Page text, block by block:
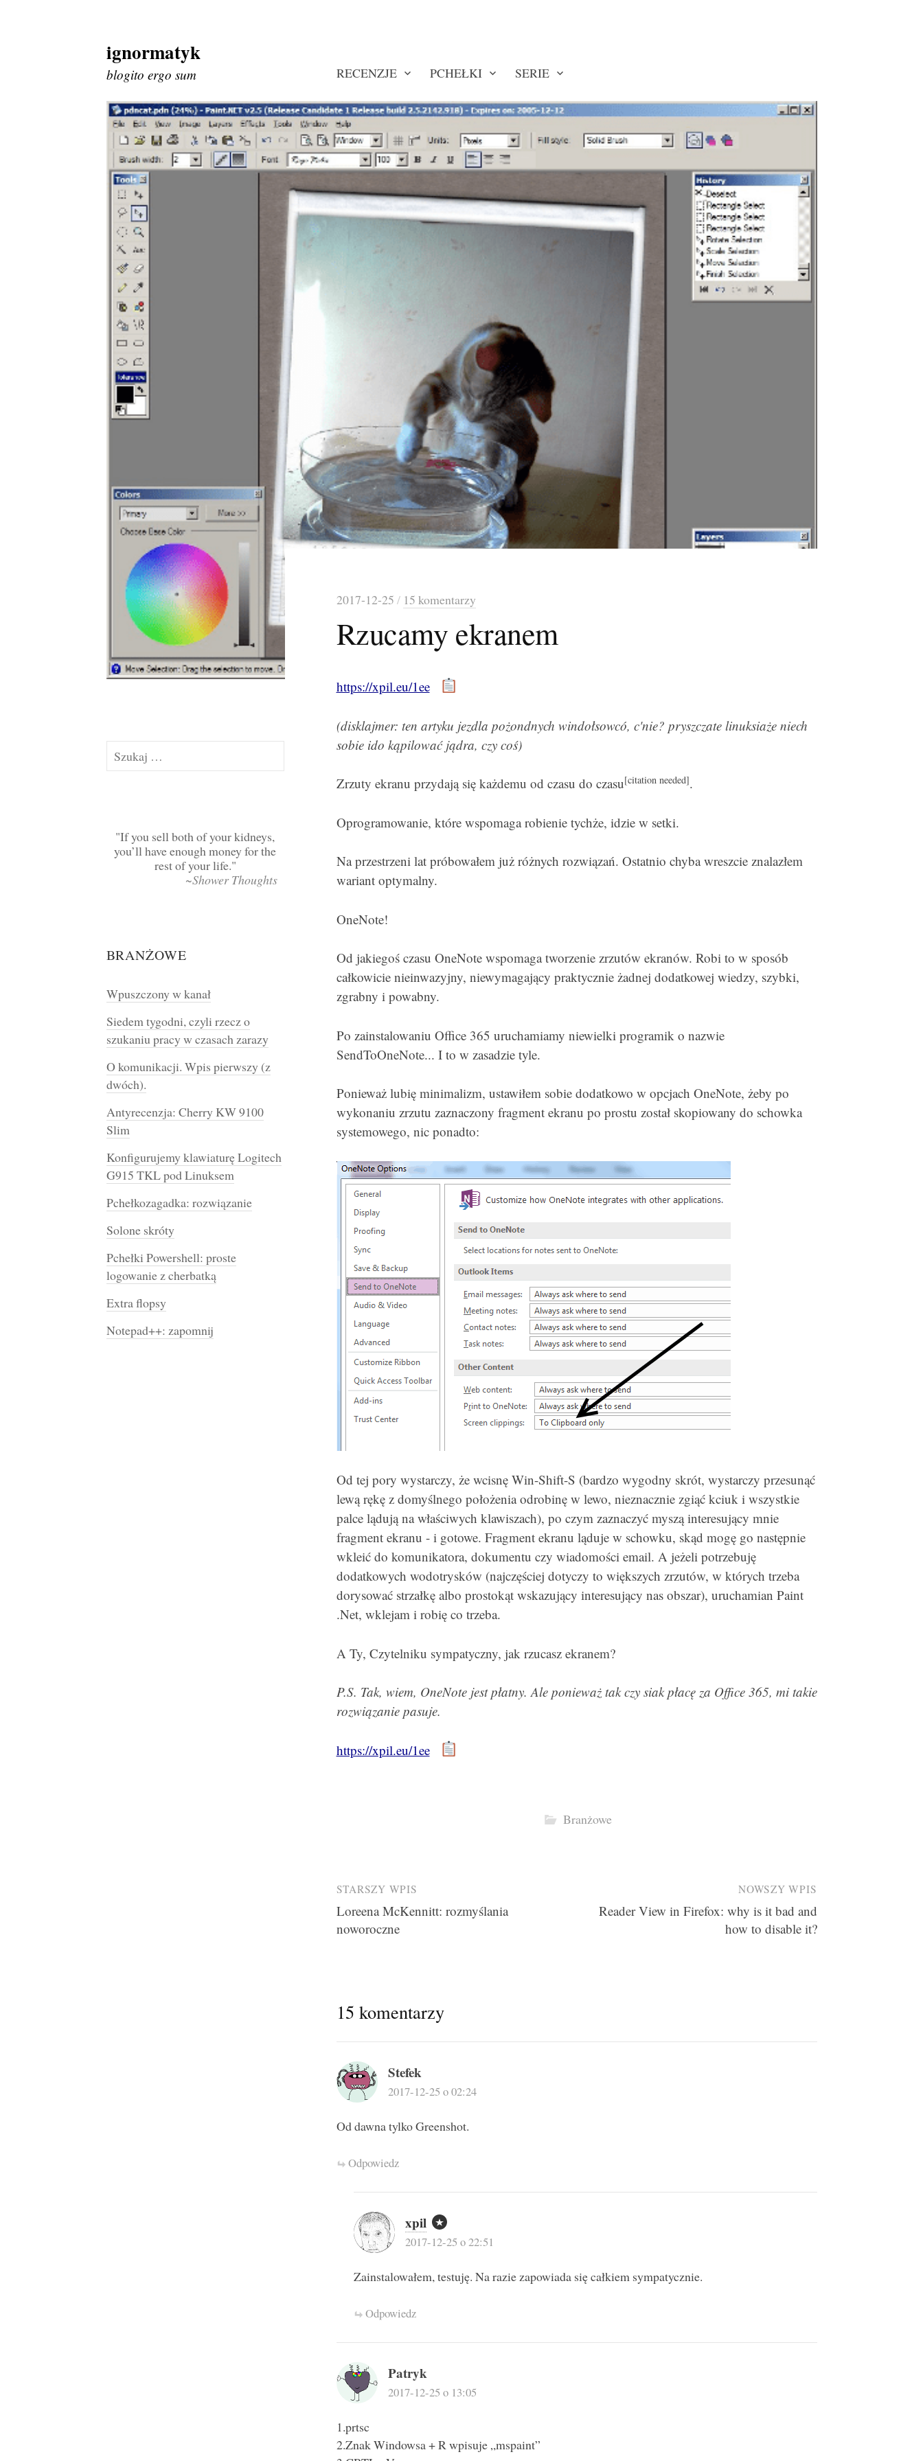
Skip
to
content
ignormatyk
blogito ergo sum RECENZJE PCHEŁKI SERIE
2017-12-25 / 15 komentarzy
Rzucamy ekranem
https://xpil.eu/1ee
(disklajmer: ten artyku jezdla pożondnych windołsowcó, c'nie? pryszczate linuksiaże niech
sobie ido kąpilować jądra, czy coś)
Zrzuty ekranu przydają się każdemu od czasu do czasu[citation needed].
Oprogramowanie, które wspomaga robienie tychże, idzie w setki.
Na przestrzeni lat próbowałem już różnych rozwiązań. Ostatnio chyba wreszcie znalazłem
wariant optymalny.
OneNote!
Od jakiegoś czasu OneNote wspomaga tworzenie zrzutów ekranów. Robi to w sposób
całkowicie nieinwazyjny, niewymagający praktycznie żadnej dodatkowej wiedzy, szybki,
zgrabny i powabny.
Po zainstalowaniu Office 365 uruchamiamy niewielki programik o nazwie
SendToOneNote... I to w zasadzie tyle.
Ponieważ lubię minimalizm, ustawiłem sobie dodatkowo w opcjach OneNote, żeby po
wykonaniu zrzutu zaznaczony fragment ekranu po prostu został skopiowany do schowka
systemowego, nic ponadto:
Od tej pory wystarczy, że wcisnę Win-Shift-S (bardzo wygodny skrót, wystarczy przesunąć
lewą rękę z domyślnego położenia odrobinę w lewo, nieznacznie zgiąć kciuk i wszystkie
palce lądują na właściwych klawiszach), po czym zaznaczyć myszą interesujący mnie
fragment ekranu - i gotowe. Fragment ekranu ląduje w schowku, skąd mogę go następnie
wkleić do komunikatora, dokumentu czy wiadomości email. A jeżeli potrzebuję
dodatkowych wodotrysków (najczęściej dotyczy to większych zrzutów, w których trzeba
dorysować strzałkę albo prostokąt wskazujący interesujący nas obszar), uruchamian Paint
.Net, wklejam i robię co trzeba.
A Ty, Czytelniku sympatyczny, jak rzucasz ekranem?
P.S. Tak, wiem, OneNote jest płatny. Ale ponieważ tak czy siak płacę za Office 365, mi takie
rozwiązanie pasuje.
https://xpil.eu/1ee
Branżowe
Post
navigation
STARSZY WPIS
Loreena McKennitt: rozmyślania
noworoczne
NOWSZY WPIS
Reader View in Firefox: why is it bad and
how to disable it?
15 komentarzy
Stefek
2017-12-25 o 02:24
Od dawna tylko Greenshot.
Odpowiedz
xpil
2017-12-25 o 22:51
Zainstalowałem, testuję. Na razie zapowiada się całkiem sympatycznie.
Odpowiedz
Patryk
2017-12-25 o 13:05
1.prtsc
2.Znak Windowsa + R wpisuje „mspaint”
Szukaj:
If you sell both of your kidneys,
you’ll have enough money for the
rest of your life.
~Shower Thoughts
BRANŻOWE
Wpuszczony w kanał
Siedem tygodni, czyli rzecz o
szukaniu pracy w czasach zarazy
O komunikacji. Wpis pierwszy (z
dwóch).
Antyrecenzja: Cherry KW 9100
Slim
Konfigurujemy klawiaturę Logitech
G915 TKL pod Linuksem
Pchełkozagadka: rozwiązanie
Solone skróty
Pchełki Powershell: proste
logowanie z cherbatką
Extra flopsy
Notepad++: zapomnij